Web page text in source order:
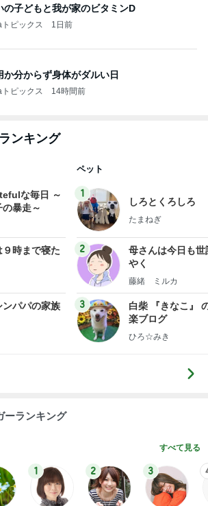
の子どもと我が家のビタミンD
ピックス 1日前
か分からず身体がダルい日
ピックス 14時間前
ンキング
な毎日 ～
暴走～
９時まで寝た
ンパパの家族
ペット
1
しろとくろしろ
たまねぎ
2
母さんは今日も世
やく
藤緒 ミルカ
3
白柴 『きなこ』
楽ブログ
ひろ☆みき
ーランキング
すべて見る
1 2 3